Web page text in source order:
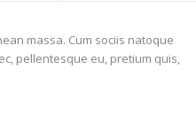
massa. Cum sociis natoque
pellentesque eu, pretium quis,